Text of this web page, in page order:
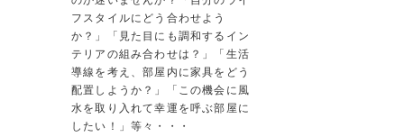
フスタイルにどう合わせよう
か？」「見た目にも調和するイン
テリアの組み合わせは？」「生活
導線を考え、部屋内に家具をどう
配置しようか？」「この機会に風
水を取り入れて幸運を呼ぶ部屋に
したい！」等々・・・